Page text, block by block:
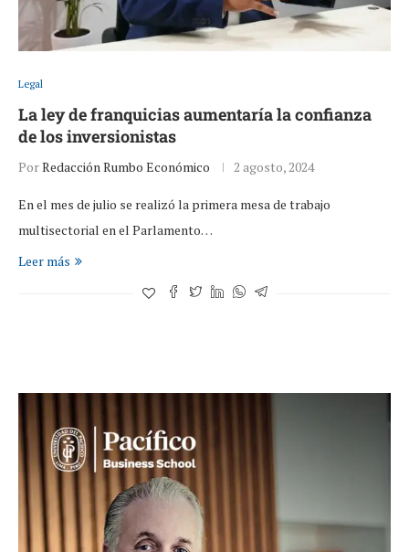
Legal
La ley de franquicias aumentaría la confianza
de los inversionistas
PorRedacción Rumbo Económico 2 agosto, 2024
En el mes de julio se realizó la primera mesa de trabajo
multisectorial en el Parlamento…
Leer más